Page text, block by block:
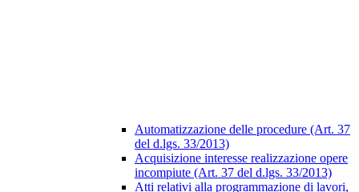
Automatizzazione delle procedure (Art. 37
del d.lgs. 33/2013)
Acquisizione interesse realizzazione opere
incompiute (Art. 37 del d.lgs. 33/2013)
Atti relativi alla programmazione di lavori,